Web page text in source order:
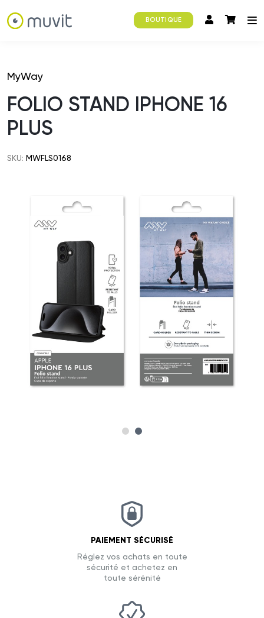
BOUTIQUE
MyWay
FOLIO STAND IPHONE 16
PLUS
SKU: MWFLS0168
PAIEMENT SÉCURISÉ
Réglez vos achats en toute
sécurité et achetez en
toute sérénité